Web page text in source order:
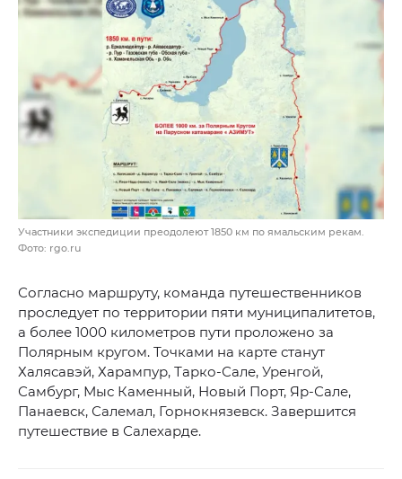
Участники экспедиции преодолеют 1850 км по ямальским рекам.
Фото: rgo.ru
Согласно маршруту, команда путешественников
проследует по территории пяти муниципалитетов,
а более 1000 километров пути проложено за
Полярным кругом. Точками на карте станут
Халясавэй, Харампур, Тарко-Сале, Уренгой,
Самбург, Мыс Каменный, Новый Порт, Яр-Сале,
Панаевск, Салемал, Горнокнязевск. Завершится
путешествие в Салехарде.